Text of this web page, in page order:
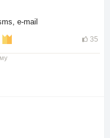
e-mail
35